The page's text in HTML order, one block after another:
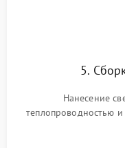
5.
Нанесение
теплопроводностью
шлейфов, модулей